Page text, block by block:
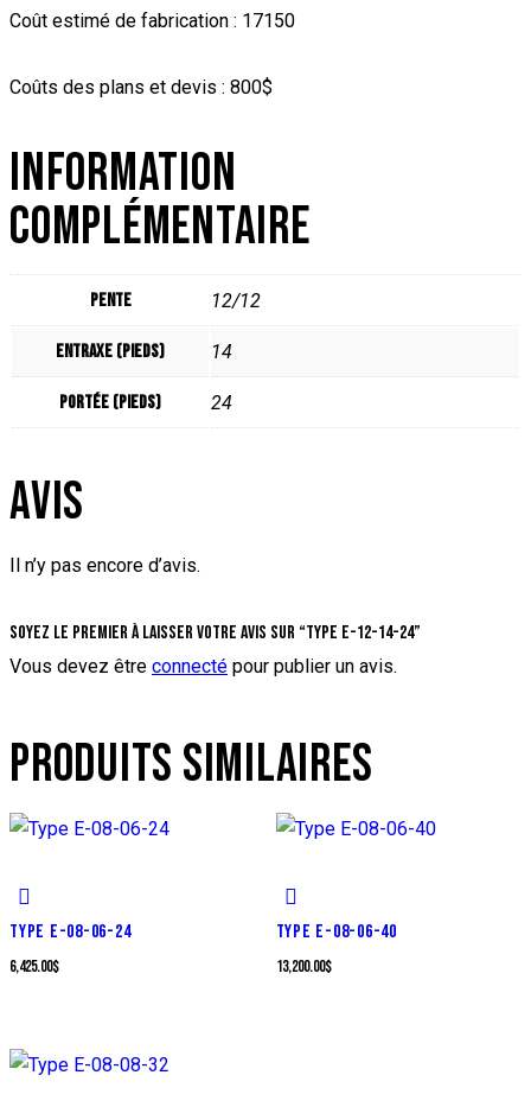
Coût estimé de fabrication : 17150
Coûts des plans et devis : 800$
INFORMATION
COMPLÉMENTAIRE
Pente 12/12
Entraxe (pieds) 14
Portée (pieds) 24
AVIS
Il n’y pas encore d’avis.
Soyez le premier à laisser votre avis sur “Type E-12-14-24”
Vous devez être connecté pour publier un avis.
PRODUITS SIMILAIRES
TYPE E-08-06-24
6,425.00$
TYPE E-08-06-40
13,200.00$